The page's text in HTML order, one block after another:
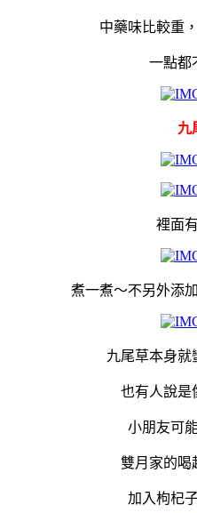
中藥味比較重
一點都
九
裡面
煮一煮～不另外添
九尾草本身就
也有人說是
小朋友可
雙月家的喝
加入枸杞